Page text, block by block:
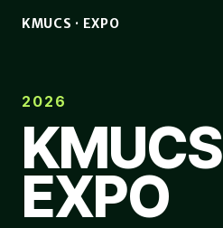
KMUCS · EXPO
2026
KMUCS
EXPO